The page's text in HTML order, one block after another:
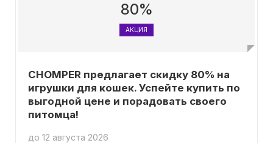
80%
АКЦИЯ
CHOMPER предлагает скидку 80% на
игрушки для кошек. Успейте купить по
выгодной цене и порадовать своего
питомца!
до 12 августа 2026